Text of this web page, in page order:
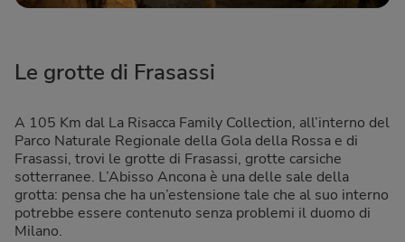
Le grotte di Frasassi
A 105 Km dal La Risacca Family Collection, all’interno del
Parco Naturale Regionale della Gola della Rossa e di
Frasassi, trovi le grotte di Frasassi, grotte carsiche
sotterranee. L’Abisso Ancona è una delle sale della
grotta: pensa che ha un’estensione tale che al suo interno
potrebbe essere contenuto senza problemi il duomo di
Milano.